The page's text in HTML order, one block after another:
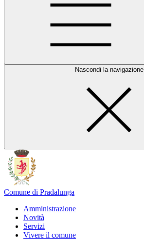
Nascondi la navigazione
Comune di Pradalunga
Amministrazione
Novità
Servizi
Vivere il comune